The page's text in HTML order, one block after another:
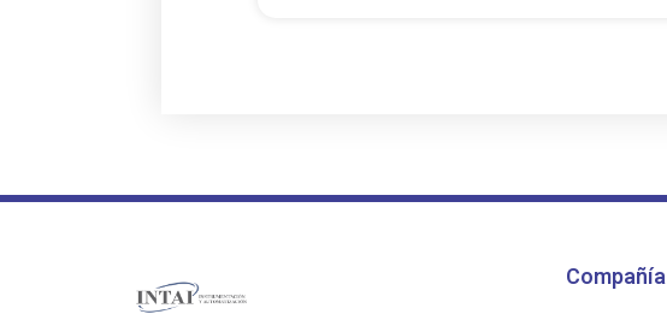
Compañía